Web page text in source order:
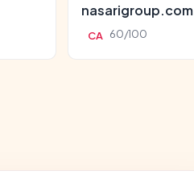
nasarigroup.com
CA 60/100